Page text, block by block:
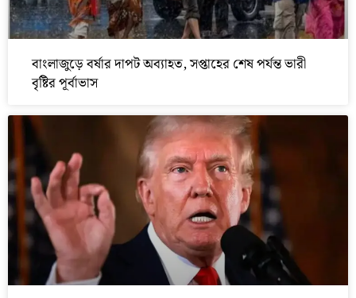
বাংলাজুড়ে বর্ষার দাপট অব্যাহত, সপ্তাহের শেষ পর্যন্ত ভারী
বৃষ্টির পূর্বাভাস